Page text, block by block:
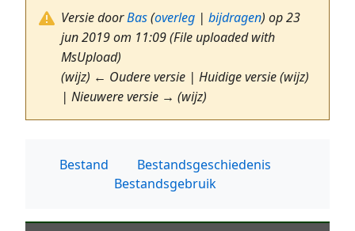
Versie doorBas(overleg | bijdragen) op 23
jun 2019 om 11:09(File uploaded with
MsUpload)
(wijz) ← Oudere versie | Huidige versie (wijz)
| Nieuwere versie → (wijz)
Bestand
Bestandsgeschiedenis
Bestandsgebruik